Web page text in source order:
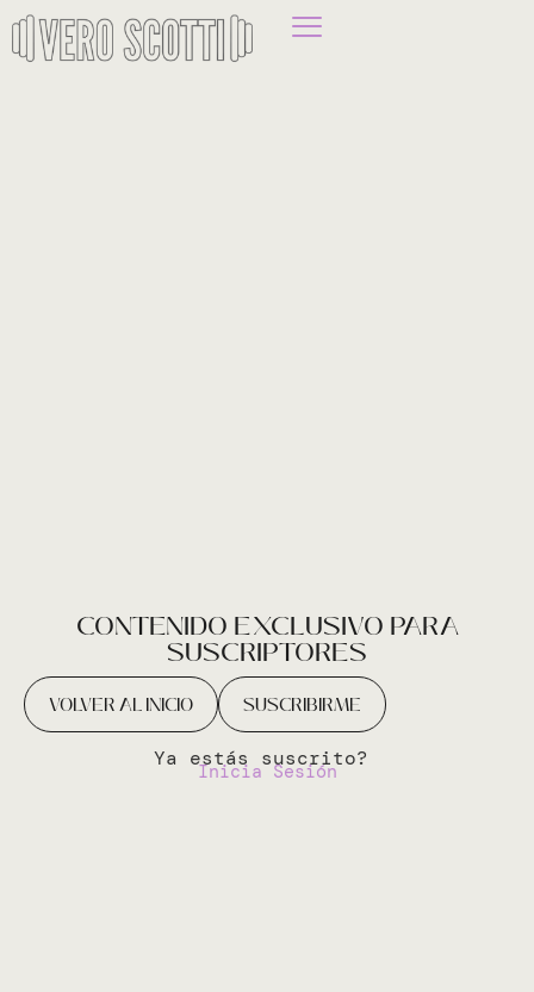
CONTENIDO EXCLUSIVO PARA
SUSCRIPTORES
VOLVER AL INICIO SUSCRIBIRME
Ya estás suscrito?
Inicia Sesión